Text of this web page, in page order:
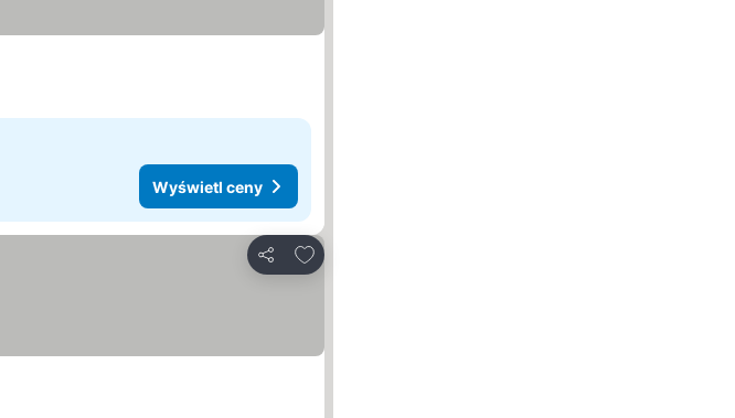
Wyświetl ceny
Udostępnij
Dodaj do ulubionych